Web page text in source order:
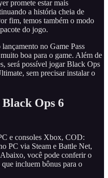
promete estar mais
a história cheia de
fim, temos também o modo
do jogo.
no Game Pass
boa para o game. Além de
será possível jogar Black Ops
sem precisar instalar o
Ops 6
e consoles Xbox, COD:
PC via Steam e Battle Net,
você pode conferir o
incluem bônus para o